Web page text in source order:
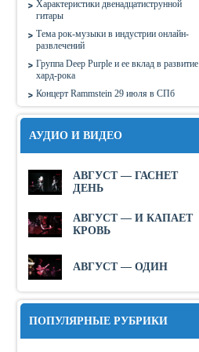
Характеристики двенадцатиструнной
гитары
Тема рок-музыки в индустрии онлайн-
развлечений
Группа Deep Purple и ее вклад в развитие
хард-рока
Концерт Rammstein 29 июля в СПб
АУДИО И ВИДЕО
АВГУСТ — ГАСНЕТ
ДЕНЬ
АВГУСТ — И КАПАЕТ
КРОВЬ
АВГУСТ — ОДИН
ПОПУЛЯРНЫЕ РУБРИКИ